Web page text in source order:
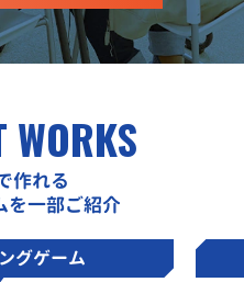
WORKS
作れる
を一部ご紹介
グゲーム